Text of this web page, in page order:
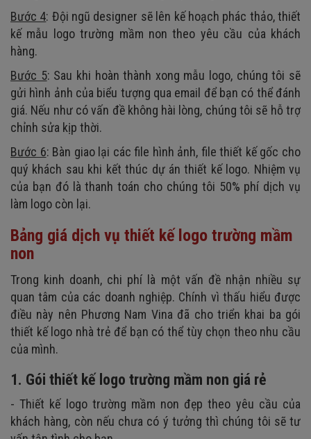
Bước 4: Đội ngũ designer sẽ lên kế hoạch phác thảo, thiết
kế mẫu logo trường mầm non theo yêu cầu của khách
hàng.
Bước 5: Sau khi hoàn thành xong mẫu logo, chúng tôi sẽ
gửi hình ảnh của biểu tượng qua email để bạn có thể đánh
giá. Nếu như có vấn đề không hài lòng, chúng tôi sẽ hỗ trợ
chỉnh sửa kịp thời.
Bước 6: Bàn giao lại các file hình ảnh, file thiết kế gốc cho
quý khách sau khi kết thúc dự án thiết kế logo. Nhiệm vụ
của bạn đó là thanh toán cho chúng tôi 50% phí dịch vụ
làm logo còn lại.
Bảng giá dịch vụ thiết kế logo trường mầm
non
Trong kinh doanh, chi phí là một vấn đề nhận nhiều sự
quan tâm của các doanh nghiệp. Chính vì thấu hiểu được
điều này nên Phương Nam Vina đã cho triển khai ba gói
thiết kế logo nhà trẻ để bạn có thể tùy chọn theo nhu cầu
của mình.
1. Gói thiết kế logo trường mầm non giá rẻ
- Thiết kế logo trường mầm non đẹp theo yêu cầu của
khách hàng, còn nếu chưa có ý tưởng thì chúng tôi sẽ tư